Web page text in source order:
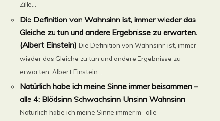
Zille...
Die Definition von Wahnsinn ist, immer wieder das
Gleiche zu tun und andere Ergebnisse zu erwarten.
(Albert Einstein) Die Definition von Wahnsinn ist, immer
wieder das Gleiche zu tun und andere Ergebnisse zu
erwarten. Albert Einstein...
Natürlich habe ich meine Sinne immer beisammen –
alle 4: Blödsinn Schwachsinn Unsinn Wahnsinn
Natürlich habe ich meine Sinne immer m- alle